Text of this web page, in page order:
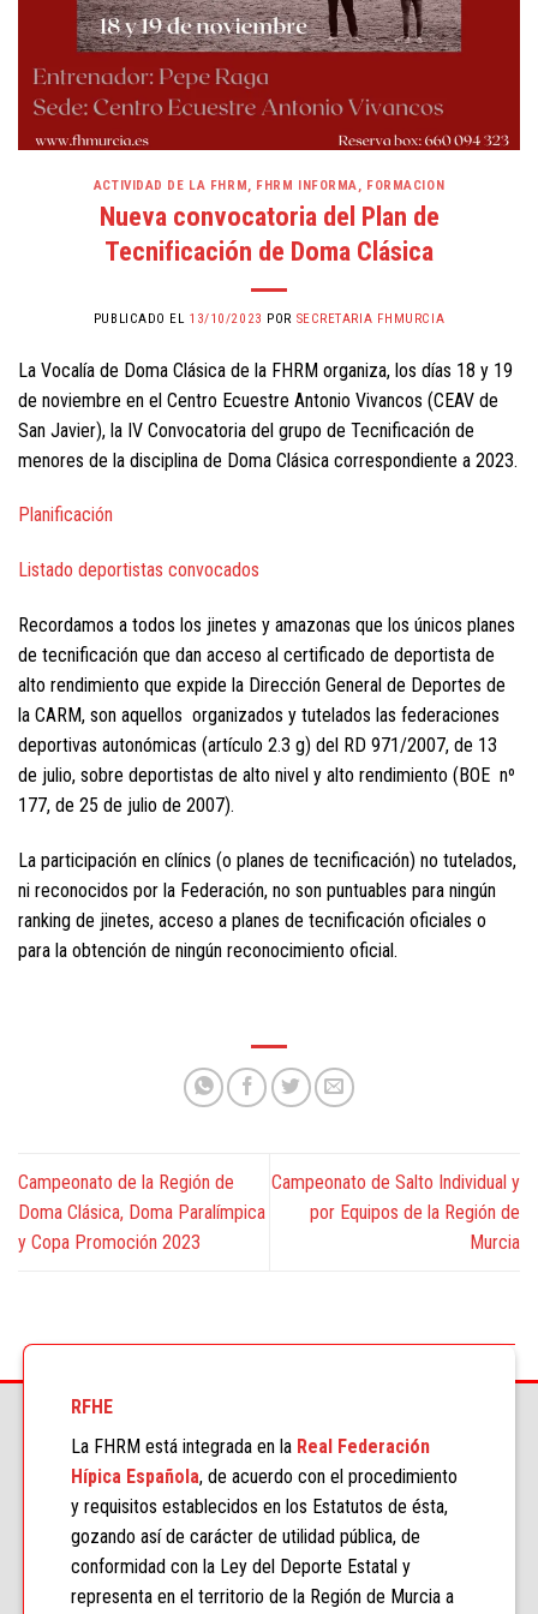
ACTIVIDAD DE LA FHRM, FHRM INFORMA, FORMACION
Nueva convocatoria del Plan de
Tecnificación de Doma Clásica
PUBLICADO EL 13/10/2023 POR SECRETARIA FHMURCIA
La Vocalía de Doma Clásica de la FHRM organiza, los días 18 y 19
de noviembre en el Centro Ecuestre Antonio Vivancos (CEAV de
San Javier), la IV Convocatoria del grupo de Tecnificación de
menores de la disciplina de Doma Clásica correspondiente a 2023.
Planificación
Listado deportistas convocados
Recordamos a todos los jinetes y amazonas que los únicos planes
de tecnificación que dan acceso al certificado de deportista de
alto rendimiento que expide la Dirección General de Deportes de
la CARM, son aquellos organizados y tutelados las federaciones
deportivas autonómicas (artículo 2.3 g) del RD 971/2007, de 13
de julio, sobre deportistas de alto nivel y alto rendimiento (BOE nº
177, de 25 de julio de 2007).
La participación en clínics (o planes de tecnificación) no tutelados,
ni reconocidos por la Federación, no son puntuables para ningún
ranking de jinetes, acceso a planes de tecnificación oficiales o
para la obtención de ningún reconocimiento oficial.
Campeonato de la Región de
Doma Clásica, Doma Paralímpica
y Copa Promoción 2023
Campeonato de Salto Individual y
por Equipos de la Región de
Murcia
RFHE
La FHRM está integrada en la Real Federación
Hípica Española, de acuerdo con el procedimiento
y requisitos establecidos en los Estatutos de ésta,
gozando así de carácter de utilidad pública, de
conformidad con la Ley del Deporte Estatal y
representa en el territorio de la Región de Murcia a